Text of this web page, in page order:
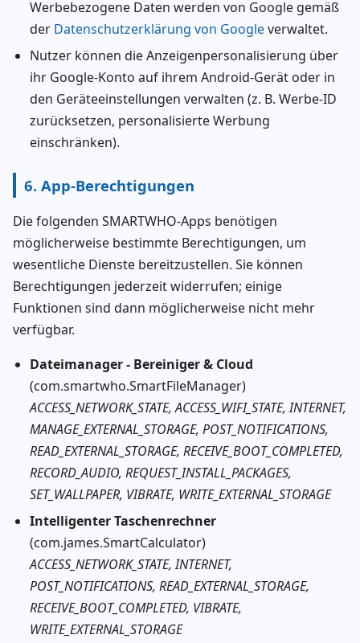
Werbebezogene Daten werden von Google gemäß
der Datenschutzerklärung von Googleverwaltet.
Nutzer können die Anzeigenpersonalisierung über
ihr Google-Konto auf ihrem Android-Gerät oder in
den Geräteeinstellungen verwalten (z. B. Werbe-ID
zurücksetzen, personalisierte Werbung
einschränken).
6. App-Berechtigungen
Die folgenden SMARTWHO-Apps benötigen
möglicherweise bestimmte Berechtigungen, um
wesentliche Dienste bereitzustellen. Sie können
Berechtigungen jederzeit widerrufen; einige
Funktionen sind dann möglicherweise nicht mehr
verfügbar.
Dateimanager - Bereiniger & Cloud
(com.smartwho.SmartFileManager)
ACCESS_NETWORK_STATE, ACCESS_WIFI_STATE, INTERNET,
MANAGE_EXTERNAL_STORAGE, POST_NOTIFICATIONS,
READ_EXTERNAL_STORAGE, RECEIVE_BOOT_COMPLETED,
RECORD_AUDIO, REQUEST_INSTALL_PACKAGES,
SET_WALLPAPER, VIBRATE, WRITE_EXTERNAL_STORAGE
Intelligenter Taschenrechner
(com.james.SmartCalculator)
ACCESS_NETWORK_STATE, INTERNET,
POST_NOTIFICATIONS, READ_EXTERNAL_STORAGE,
RECEIVE_BOOT_COMPLETED, VIBRATE,
WRITE_EXTERNAL_STORAGE